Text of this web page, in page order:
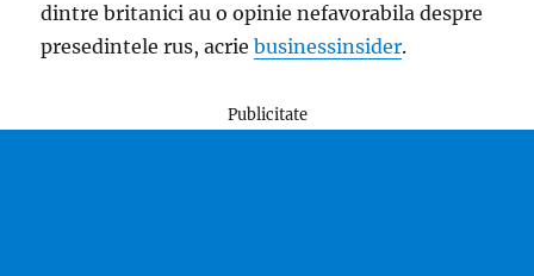
dintre britanici au o opinie nefavorabila despre
presedintele rus, acriebusinessinsider.
Publicitate